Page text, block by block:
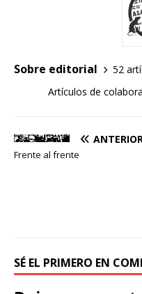
Sobre editorial
52
Artículos de
Frente al frente
SÉ EL PRIMERO EN